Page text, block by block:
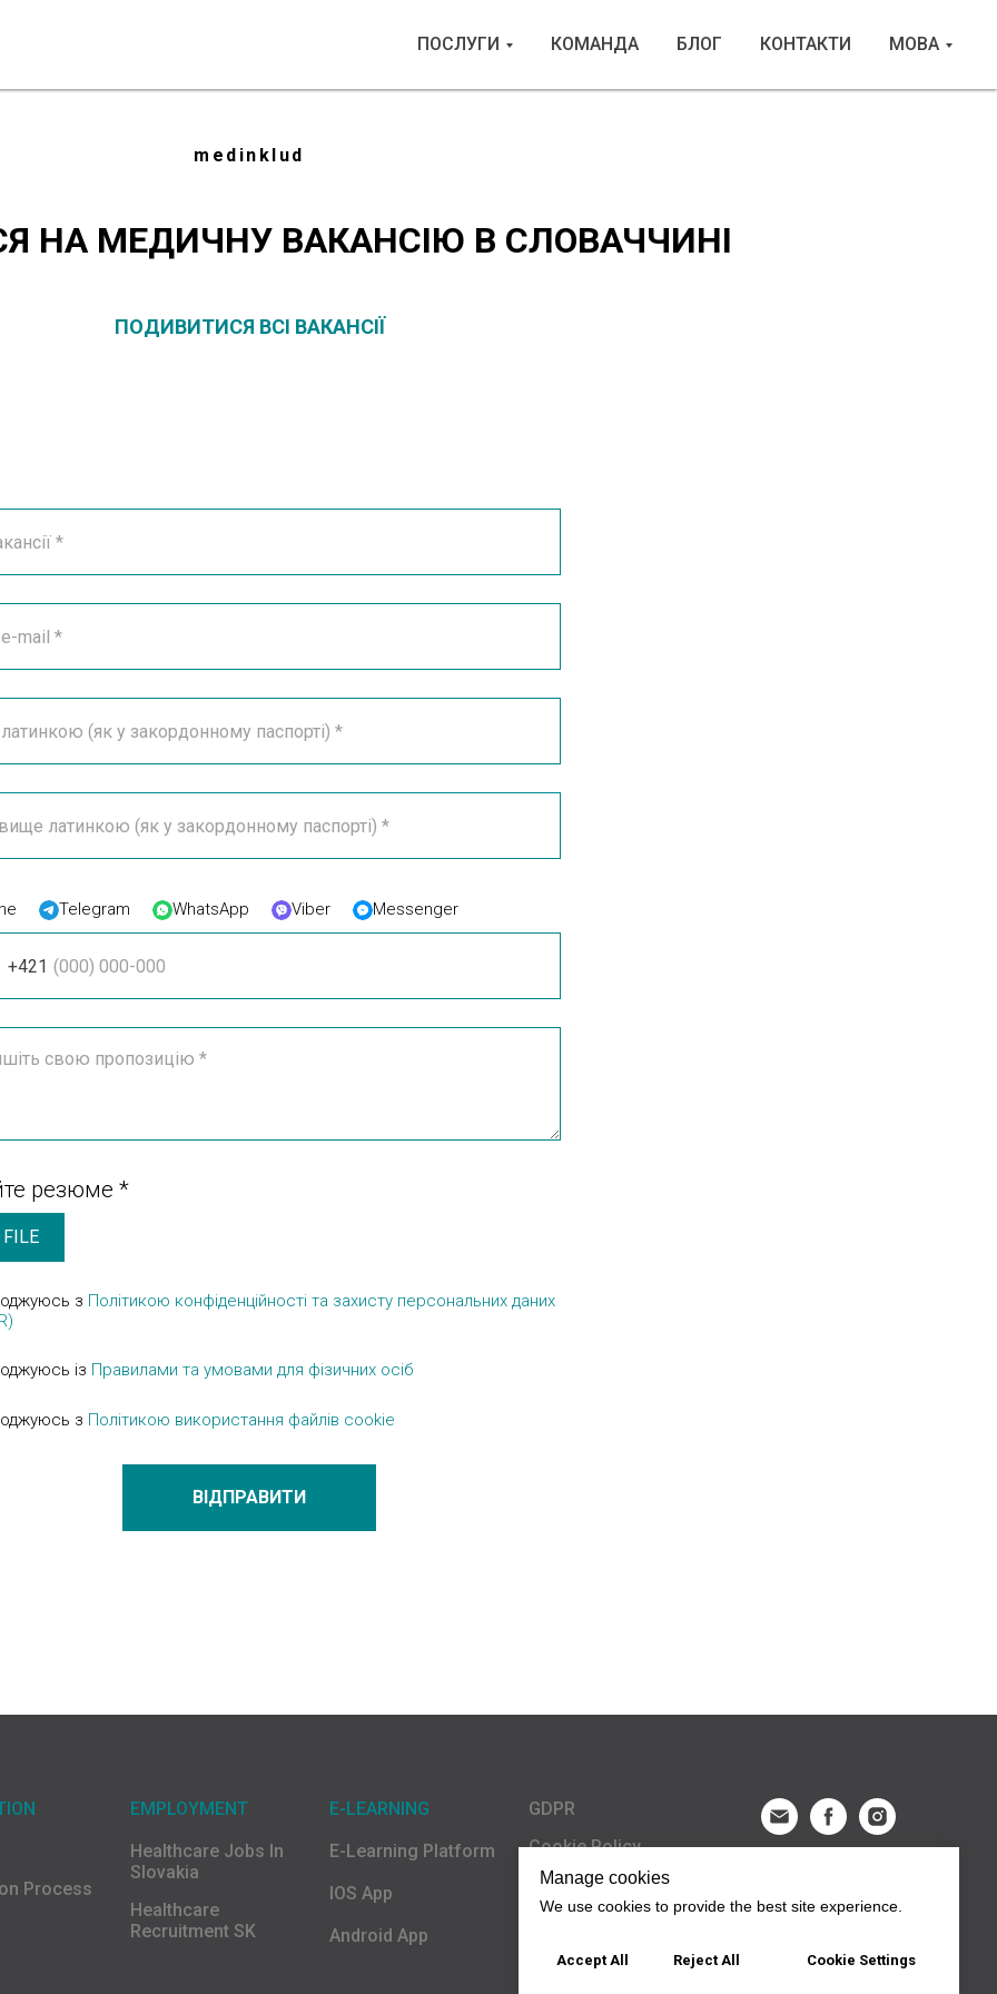
ПОСЛУГИ КОМАНДА БЛОГ КОНТАКТИ МОВА
medinklud
НА МЕДИЧНУ ВАКАНСІЮ В СЛОВАЧЧИНІ
ПОДИВИТИСЯ ВСІ ВАКАНСІЇ
Telegram WhatsApp Viber Messenger
+421
резюме *
з Політикою конфіденційності та захисту персональних даних
із Правилами та умовами для фізичних осіб
з Політикою використання файлів cookie
ВІДПРАВИТИ
Process
EMPLOYMENT
Healthcare Jobs In
Slovakia
Healthcare
Recruitment SK
E-LEARNING
E-Learning Platform
IOS App
Android App
GDPR
Cookie Policy
Terms & Conditions
Complaints Policy
Manage cookies
We use cookies to provide the best site experience.
Accept All Reject All Cookie Settings